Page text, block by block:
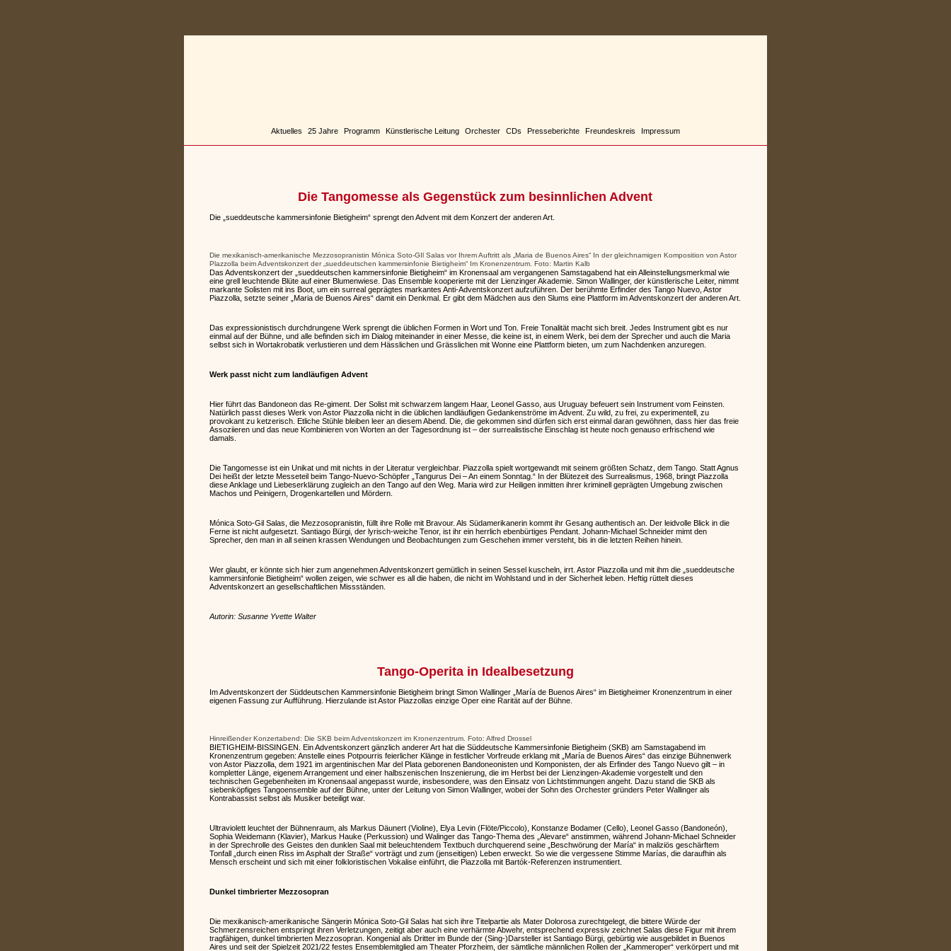
Aktuelles 25 Jahre Programm Künstlerische Leitung Orchester CDs Presseberichte Freundeskreis Impressum
Die Tangomesse als Gegenstück zum besinnlichen Advent
Die „sueddeutsche kammersinfonie Bietigheim“ sprengt den Advent mit dem Konzert der anderen Art.
Die mexikanisch-amerikanische Mezzosopranistin Mónica Soto-GIl Salas vor Ihrem Auftritt als „Maria de Buenos Aires“ In der gleichnamigen Komposition von Astor
Plazzolla beim Adventskonzert der „sueddeutschen kammersinfonie Bietigheim“ Im Kronenzentrum. Foto: Martin Kalb
Das Adventskonzert der „sueddeutschen kammersinfonie Bietigheim“ im Kronensaal am vergangenen Samstagabend hat ein Alleinstellungsmerkmal wie
eine grell leuchtende Blüte auf einer Blumenwiese. Das Ensemble kooperierte mit der Lienzinger Akademie. Simon Wallinger, der künstlerische Leiter, nimmt
markante Solisten mit ins Boot, um ein surreal geprägtes markantes Anti-Adventskonzert aufzuführen. Der berühmte Erfinder des Tango Nuevo, Astor
Piazzolla, setzte seiner „Maria de Buenos Aires“ damit ein Denkmal. Er gibt dem Mädchen aus den Slums eine Plattform im Adventskonzert der anderen Art.
Das expressionistisch durchdrungene Werk sprengt die üblichen Formen in Wort und Ton. Freie Tonalität macht sich breit. Jedes Instrument gibt es nur
einmal auf der Bühne, und alle befinden sich im Dialog miteinander in einer Messe, die keine ist, in einem Werk, bei dem der Sprecher und auch die Maria
selbst sich in Wortakrobatik verlustieren und dem Hässlichen und Grässlichen mit Wonne eine Plattform bieten, um zum Nachdenken anzuregen.
Werk passt nicht zum landläufigen Advent
Hier führt das Bandoneon das Re-giment. Der Solist mit schwarzem langem Haar, Leonel Gasso, aus Uruguay befeuert sein Instrument vom Feinsten.
Natürlich passt dieses Werk von Astor Piazzolla nicht in die üblichen landläufigen Gedankenströme im Advent. Zu wild, zu frei, zu experimentell, zu
provokant zu ketzerisch. Etliche Stühle bleiben leer an diesem Abend. Die, die gekommen sind dürfen sich erst einmal daran gewöhnen, dass hier das freie
Assoziieren und das neue Kombinieren von Worten an der Tagesordnung ist – der surrealistische Einschlag ist heute noch genauso erfrischend wie
damals.
Die Tangomesse ist ein Unikat und mit nichts in der Literatur vergleichbar. Piazzolla spielt wortgewandt mit seinem größten Schatz, dem Tango. Statt Agnus
Dei heißt der letzte Messeteil beim Tango-Nuevo-Schöpfer „Tangurus Dei – An einem Sonntag.“ In der Blütezeit des Surrealismus, 1968, bringt Piazzolla
diese Anklage und Liebeserklärung zugleich an den Tango auf den Weg. Maria wird zur Heiligen inmitten ihrer kriminell geprägten Umgebung zwischen
Machos und Peinigern, Drogenkartellen und Mördern.
Mónica Soto-Gil Salas, die Mezzosopranistin, füllt ihre Rolle mit Bravour. Als Südamerikanerin kommt ihr Gesang authentisch an. Der leidvolle Blick in die
Ferne ist nicht aufgesetzt. Santiago Bürgi, der lyrisch-weiche Tenor, ist ihr ein herrlich ebenbürtiges Pendant. Johann-Michael Schneider mimt den
Sprecher, den man in all seinen krassen Wendungen und Beobachtungen zum Geschehen immer versteht, bis in die letzten Reihen hinein.
Wer glaubt, er könnte sich hier zum angenehmen Adventskonzert gemütlich in seinen Sessel kuscheln, irrt. Astor Piazzolla und mit ihm die „sueddeutsche
kammersinfonie Bietigheim“ wollen zeigen, wie schwer es all die haben, die nicht im Wohlstand und in der Sicherheit leben. Heftig rüttelt dieses
Adventskonzert an gesellschaftlichen Missständen.
Autorin: Susanne Yvette Walter
Tango-Operita in Idealbesetzung
Im Adventskonzert der Süddeutschen Kammersinfonie Bietigheim bringt Simon Wallinger „María de Buenos Aires“ im Bietigheimer Kronenzentrum in einer
eigenen Fassung zur Aufführung. Hierzulande ist Astor Piazzollas einzige Oper eine Rarität auf der Bühne.
Hinreißender Konzertabend: Die SKB beim Adventskonzert im Kronenzentrum. Foto: Alfred Drossel
BIETIGHEIM-BISSINGEN. Ein Adventskonzert gänzlich anderer Art hat die Süddeutsche Kammersinfonie Bietigheim (SKB) am Samstagabend im
Kronenzentrum gegeben: Anstelle eines Potpourris feierlicher Klänge in festlicher Vorfreude erklang mit „María de Buenos Aires“ das einzige Bühnenwerk
von Astor Piazzolla, dem 1921 im argentinischen Mar del Plata geborenen Bandoneonisten und Komponisten, der als Erfinder des Tango Nuevo gilt – in
kompletter Länge, eigenem Arrangement und einer halbszenischen Inszenierung, die im Herbst bei der Lienzingen-Akademie vorgestellt und den
technischen Gegebenheiten im Kronensaal angepasst wurde, insbesondere, was den Einsatz von Lichtstimmungen angeht. Dazu stand die SKB als
siebenköpfiges Tangoensemble auf der Bühne, unter der Leitung von Simon Wallinger, wobei der Sohn des Orchester gründers Peter Wallinger als
Kontrabassist selbst als Musiker beteiligt war.
Ultraviolett leuchtet der Bühnenraum, als Markus Däunert (Violine), Elya Levin (Flöte/Piccolo), Konstanze Bodamer (Cello), Leonel Gasso (Bandoneón),
Sophia Weidemann (Klavier), Markus Hauke (Perkussion) und Walinger das Tango-Thema des „Alevare“ anstimmen, während Johann-Michael Schneider
in der Sprechrolle des Geistes den dunklen Saal mit beleuchtendem Textbuch durchquerend seine „Beschwörung der María“ in maliziös geschärftem
Tonfall „durch einen Riss im Asphalt der Straße“ vorträgt und zum (jenseitigen) Leben erweckt. So wie die vergessene Stimme Marías, die daraufhin als
Mensch erscheint und sich mit einer folkloristischen Vokalise einführt, die Piazzolla mit Bartók-Referenzen instrumentiert.
Dunkel timbrierter Mezzosopran
Die mexikanisch-amerikanische Sängerin Mónica Soto-Gil Salas hat sich ihre Titelpartie als Mater Dolorosa zurechtgelegt, die bittere Würde der
Schmerzensreichen entspringt ihren Verletzungen, zeitigt aber auch eine verhärmte Abwehr, entsprechend expressiv zeichnet Salas diese Figur mit ihrem
tragfähigen, dunkel timbrierten Mezzosopran. Kongenial als Dritter im Bunde der (Sing-)Darsteller ist Santiago Bürgi, gebürtig wie ausgebildet in Buenos
Aires und seit der Spielzeit 2021/22 festes Ensemblemitglied am Theater Pforzheim, der sämtliche männlichen Rollen der „Kammeroper“ verkörpert und mit